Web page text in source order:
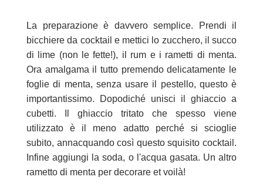
La preparazione è davvero semplice. Prendi il
bicchiere da cocktail e mettici lo zucchero, il succo
di lime (non le fette!), il rum e i rametti di menta.
Ora amalgama il tutto premendo delicatamente le
foglie di menta, senza usare il pestello, questo è
importantissimo. Dopodiché unisci il ghiaccio a
cubetti. Il ghiaccio tritato che spesso viene
utilizzato è il meno adatto perché si scioglie
subito, annacquando così questo squisito cocktail.
Infine aggiungi la soda, o l'acqua gasata. Un altro
rametto di menta per decorare et voilà!